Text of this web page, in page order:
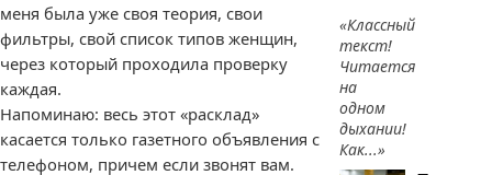
меня была уже своя теория, свои
фильтры, свой список типов женщин,
через который проходила проверку
каждая.
Напоминаю: весь этот «расклад»
касается только газетного объявления с
телефоном, причем если звонят вам.
«Классный
текст!
Читается
на
одном
дыхании!
Как...»